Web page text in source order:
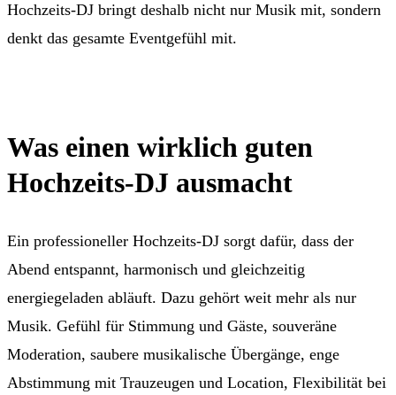
Hochzeits-DJ bringt deshalb nicht nur Musik mit, sondern
denkt das gesamte Eventgefühl mit.
Was einen wirklich guten
Hochzeits-DJ ausmacht
Ein professioneller Hochzeits-DJ sorgt dafür, dass der
Abend entspannt, harmonisch und gleichzeitig
energiegeladen abläuft. Dazu gehört weit mehr als nur
Musik. Gefühl für Stimmung und Gäste, souveräne
Moderation, saubere musikalische Übergänge, enge
Abstimmung mit Trauzeugen und Location, Flexibilität bei